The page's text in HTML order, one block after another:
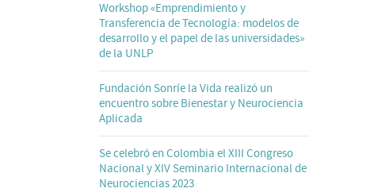
Workshop «Emprendimiento y
Transferencia de Tecnología: modelos de
desarrollo y el papel de las universidades»
de la UNLP
Fundación Sonríe la Vida realizó un
encuentro sobre Bienestar y Neurociencia
Aplicada
Se celebró en Colombia el XIII Congreso
Nacional y XIV Seminario Internacional de
Neurociencias 2023